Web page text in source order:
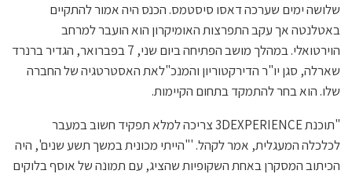
שלושה ימים שערכה דאסו סיסטמס. הכנס היה אמור להתקיים
באטלנטה אך עקב התפרצות האומיקרון הוא הועבר למרחב
הוירטואלי. במהלך מושב הפתיחה ביום שני, 7 בפברואר, הגדיר ברנרד
שארלה, סגן יו"ר הדירקטוריון והמנכ"לאת האסטרטגיה של החברה
שלו. הוא בחר להתמקד בתחום הקיימות.
"תוכנת 3DEXPERIENCE צריכה למלא תפקיד חשוב במעבר
לכלכלה המעגלית, אמר לקהל. '"הייתי מכונית במשך תשע שנים', היה
הכיתוב המסקרן באחת השקופיות שהציג, עם תמונה של ​​אוסף בלוקים